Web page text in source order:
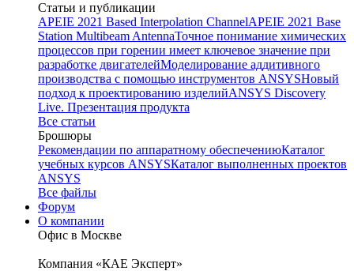
Статьи и публикации
APEIE 2021 Based Interpolation ChannelAPEIE 2021 Base
Station Multibeam AntennaТочное понимание химических
процессов при горении имеет ключевое значение при
разработке двигателейМоделирование аддитивного
производства с помощью инструментов ANSYSНовый
подход к проектированию изделийANSYS Discovery
Live. Презентация продукта
Все статьи
Брошюры
Рекомендации по аппаратному обеспечениюКаталог
учебных курсов ANSYSКаталог выполненных проектов
ANSYS
Все файлы
Форум
О компании
Офис в Москве
Компания «КАЕ Эксперт»